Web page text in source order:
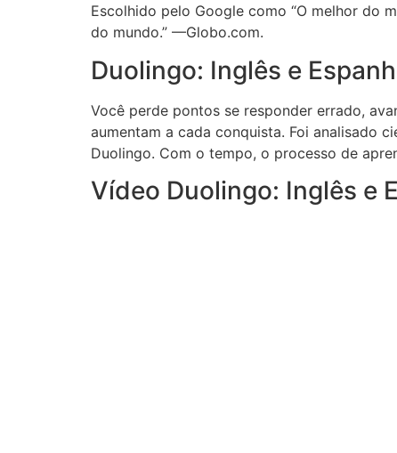
Escolhido pelo Google como “O melhor do
do mundo.” —Globo.com.
Duolingo: Inglês e
Você perde pontos se responder errado,
aumentam a cada conquista. Foi analisado
Duolingo. Com o tempo, o processo de
Vídeo Duolingo: Inglês e